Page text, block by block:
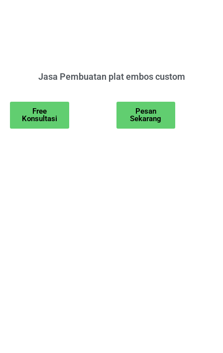
Jasa Pembuatan plat embos custom
Free
Konsultasi
Pesan
Sekarang